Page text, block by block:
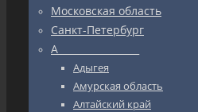
Московская область
Санкт-Петербург
А_________________
Адыгея
Амурская область
Алтайский край